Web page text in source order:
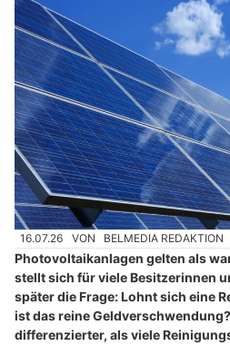
16.07.26 VON BELMEDIA REDAKTION
Photovoltaikanlagen gelten als
stellt sich für viele Besitzerinnen
später die Frage: Lohnt sich eine
ist das reine
differenzierter, als viele